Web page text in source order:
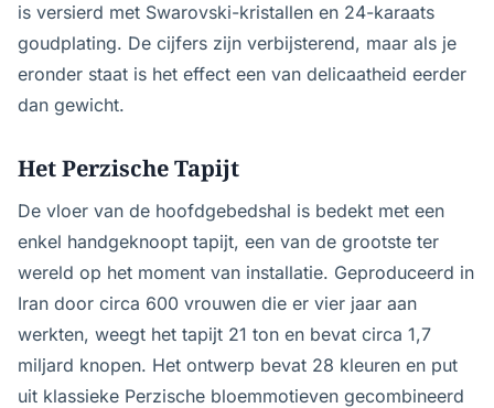
is versierd met Swarovski-kristallen en 24-karaats
goudplating. De cijfers zijn verbijsterend, maar als je
eronder staat is het effect een van delicaatheid eerder
dan gewicht.
Het Perzische Tapijt
De vloer van de hoofdgebedshal is bedekt met een
enkel handgeknoopt tapijt, een van de grootste ter
wereld op het moment van installatie. Geproduceerd in
Iran door circa 600 vrouwen die er vier jaar aan
werkten, weegt het tapijt 21 ton en bevat circa 1,7
miljard knopen. Het ontwerp bevat 28 kleuren en put
uit klassieke Perzische bloemmotieven gecombineerd